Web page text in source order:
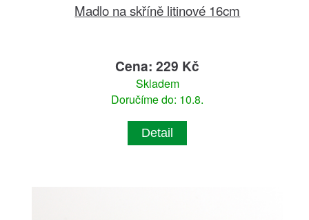
Madlo na skříně litinové 16cm
Cena: 229 Kč
Skladem
Doručíme do: 10.8.
Detail